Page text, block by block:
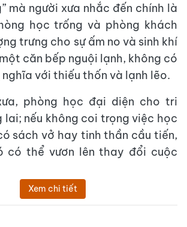
mà người xưa nhắc đến chính là
học trống và phòng khách
trưng cho sự ấm no và sinh khí
căn bếp nguội lạnh, không có
với thiếu thốn và lạnh lẽo.
phòng học đại diện cho tri
nếu không coi trọng việc học
sách vở hay tinh thần cầu tiến,
có thể vươn lên thay đổi cuộc
Xem chi tiết